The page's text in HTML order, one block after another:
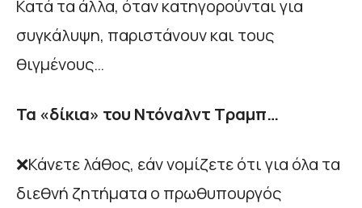
Κατά τα άλλα, όταν κατηγορούνται για
συγκάλυψη, παριστάνουν και τους
θιγμένους…
Τα «δίκια» του Ντόναλντ Τραμπ…
❌Κάνετε λάθος, εάν νομίζετε ότι για όλα τα
διεθνή ζητήματα ο πρωθυπουργός